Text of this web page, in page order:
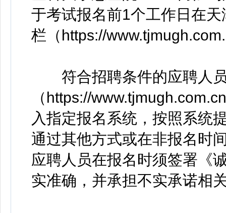
于考试报名前1个工作日在天
栏（https://
符合招聘条件的应聘人员
（https://
入指定报名系统，按照系统
通过其他方式或在非报名时
应聘人员在报名时须签署《
实准确，并承担不实承诺相